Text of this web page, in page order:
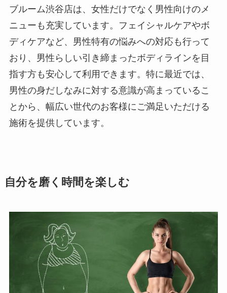
ブルーム渋谷店は、女性だけでなく男性向けのメ
ニューも充実しています。フェイシャルケアやボ
ディケアなど、男性特有の悩みへの対応も行って
おり、男性らしい引き締まったボディラインを目
指す方も安心して利用できます。特に最近では、
男性の身だしなみに対する意識が高まっているこ
とから、幅広い世代のお客様にご満足いただける
施術を提供しています。
自分を磨く時間を楽しむ